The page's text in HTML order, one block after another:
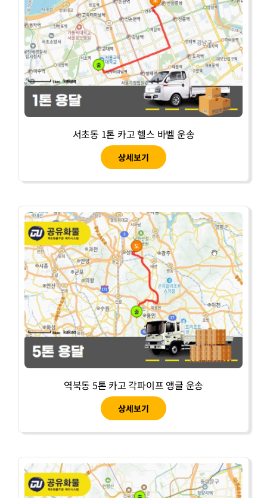
서초동 1톤 카고 헬스 바벨 운송
상세보기
역북동 5톤 카고 각파이프 앵글 운송
상세보기